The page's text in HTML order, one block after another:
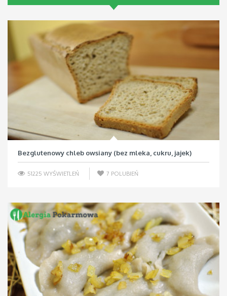
Bezglutenowy chleb owsiany (bez mleka, cukru, jajek)
51225 WYŚWIETLEŃ 7 POLUBIEŃ